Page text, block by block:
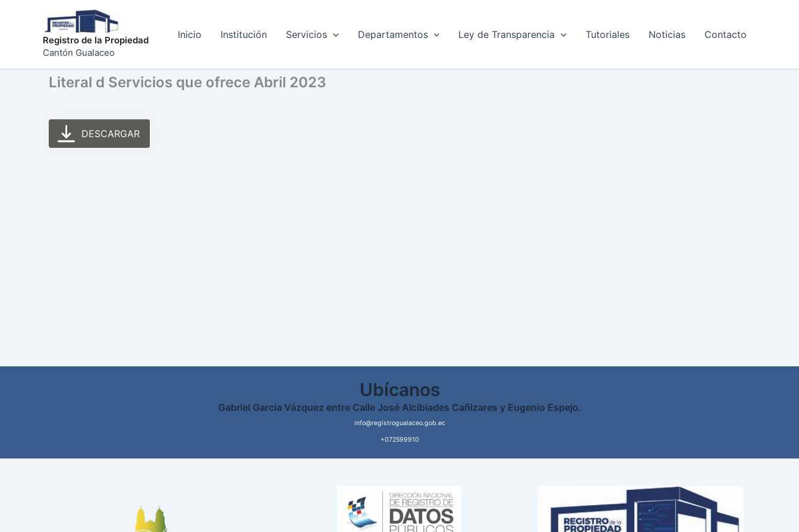
contenidoRegistro de la Propiedad
Cantón Gualaceo
Inicio Institución Servicios Departamentos Ley de Transparencia Tutoriales Noticias Contacto
Literal d Servicios que ofrece Abril 2023
DESCARGAR
Ubícanos
Gabriel García Vázquez entre Calle José Alcibiades Cañizares y Eugenio Espejo.
info@registrogualaceo.gob.ec
+072599910